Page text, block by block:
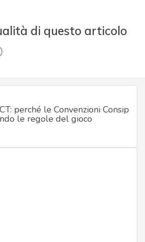
di questo articolo
perché le Convenzioni Consip
le regole del gioco